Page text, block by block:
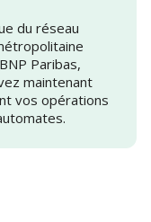
du réseau
Paribas,
maintenant
vos opérations